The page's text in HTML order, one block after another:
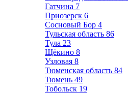
Гатчина 7
Приозерск 6
Сосновый Бор 4
Тульская область 86
Тула 23
Щёкино 8
Узловая 8
Тюменская область 84
Тюмень 49
Тобольск 19